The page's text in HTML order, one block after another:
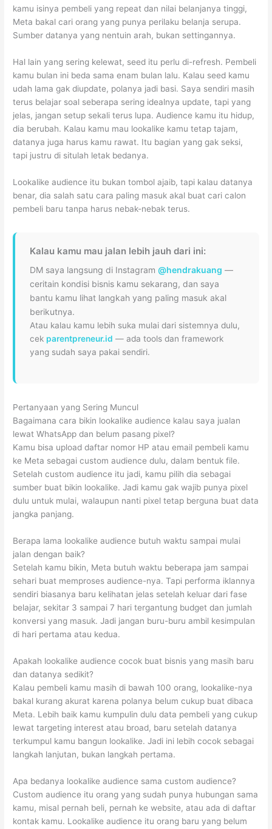
kamu isinya pembeli yang repeat dan nilai belanjanya tinggi,
Meta bakal cari orang yang punya perilaku belanja serupa.
Sumber datanya yang nentuin arah, bukan settingannya.
Hal lain yang sering kelewat, seed itu perlu di-refresh. Pembeli
kamu bulan ini beda sama enam bulan lalu. Kalau seed kamu
udah lama gak diupdate, polanya jadi basi. Saya sendiri masih
terus belajar soal seberapa sering idealnya update, tapi yang
jelas, jangan setup sekali terus lupa. Audience kamu itu hidup,
dia berubah. Kalau kamu mau lookalike kamu tetap tajam,
datanya juga harus kamu rawat. Itu bagian yang gak seksi,
tapi justru di situlah letak bedanya.
Lookalike audience itu bukan tombol ajaib, tapi kalau datanya
benar, dia salah satu cara paling masuk akal buat cari calon
pembeli baru tanpa harus nebak-nebak terus.
Kalau kamu mau jalan lebih jauh dari ini:
DM saya langsung di Instagram@hendrakuang —
ceritain kondisi bisnis kamu sekarang, dan saya
bantu kamu lihat langkah yang paling masuk akal
berikutnya.
Atau kalau kamu lebih suka mulai dari sistemnya dulu,
cek parentpreneur.id — ada tools dan framework
yang sudah saya pakai sendiri.
Pertanyaan yang Sering Muncul
Bagaimana cara bikin lookalike audience kalau saya jualan
lewat WhatsApp dan belum pasang pixel?
Kamu bisa upload daftar nomor HP atau email pembeli kamu
ke Meta sebagai custom audience dulu, dalam bentuk file.
Setelah custom audience itu jadi, kamu pilih dia sebagai
sumber buat bikin lookalike. Jadi kamu gak wajib punya pixel
dulu untuk mulai, walaupun nanti pixel tetap berguna buat data
jangka panjang.
Berapa lama lookalike audience butuh waktu sampai mulai
jalan dengan baik?
Setelah kamu bikin, Meta butuh waktu beberapa jam sampai
sehari buat memproses audience-nya. Tapi performa iklannya
sendiri biasanya baru kelihatan jelas setelah keluar dari fase
belajar, sekitar 3 sampai 7 hari tergantung budget dan jumlah
konversi yang masuk. Jadi jangan buru-buru ambil kesimpulan
di hari pertama atau kedua.
Apakah lookalike audience cocok buat bisnis yang masih baru
dan datanya sedikit?
Kalau pembeli kamu masih di bawah 100 orang, lookalike-nya
bakal kurang akurat karena polanya belum cukup buat dibaca
Meta. Lebih baik kamu kumpulin dulu data pembeli yang cukup
lewat targeting interest atau broad, baru setelah datanya
terkumpul kamu bangun lookalike. Jadi ini lebih cocok sebagai
langkah lanjutan, bukan langkah pertama.
Apa bedanya lookalike audience sama custom audience?
Custom audience itu orang yang sudah punya hubungan sama
kamu, misal pernah beli, pernah ke website, atau ada di daftar
kontak kamu. Lookalike audience itu orang baru yang belum